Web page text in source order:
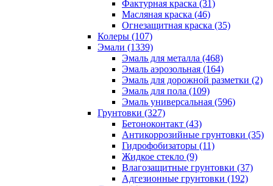
Фактурная краска (31)
Масляная краска (46)
Огнезащитная краска (35)
Колеры (107)
Эмали (1339)
Эмаль для металла (468)
Эмаль аэрозольная (164)
Эмаль для дорожной разметки (2)
Эмаль для пола (109)
Эмаль универсальная (596)
Грунтовки (327)
Бетоноконтакт (43)
Антикоррозийные грунтовки (35)
Гидрофобизаторы (11)
Жидкое стекло (9)
Влагозащитные грунтовки (37)
Адгезионные грунтовки (192)